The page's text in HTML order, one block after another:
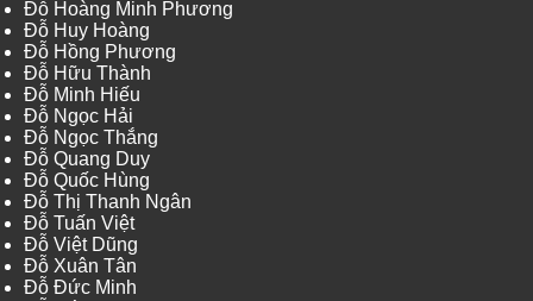
Đỗ Hoàng Minh Phương
Đỗ Huy Hoàng
Đỗ Hồng Phương
Đỗ Hữu Thành
Đỗ Minh Hiếu
Đỗ Ngọc Hải
Đỗ Ngọc Thắng
Đỗ Quang Duy
Đỗ Quốc Hùng
Đỗ Thị Thanh Ngân
Đỗ Tuấn Việt
Đỗ Việt Dũng
Đỗ Xuân Tân
Đỗ Đức Minh